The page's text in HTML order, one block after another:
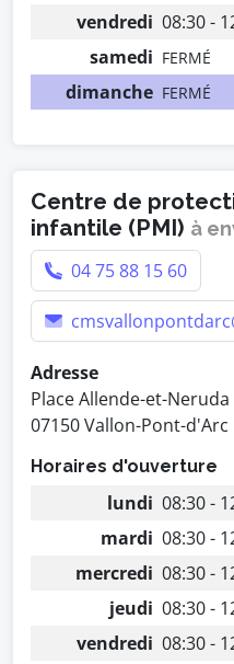
vendredi 08:30 -
samedi FERMÉ
dimanche FERMÉ
Centre de
infantile (PMI) à
04 75 88 15 60
Adresse
Place Allende-et-Neruda
07150 Vallon-Pont-d'Arc
Horaires d'ouverture
lundi 08:30 -
mardi 08:30 -
mercredi 08:30 -
jeudi 08:30 -
vendredi 08:30 -